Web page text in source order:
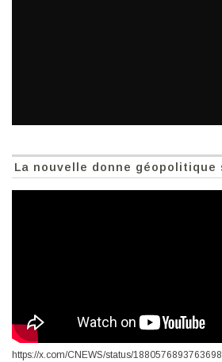
La nouvelle donne géopolitique
https://x.com/CNEWS/status/